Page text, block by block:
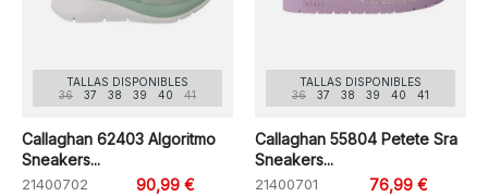
TALLAS DISPONIBLES
36
37 38 39 40 41
Callaghan 62403 Algoritmo
Sneakers...
21400702
90,99 €
TALLAS DISPONIBLES
36
37 38 39 40 41
Callaghan 55804 Petete Sra
Sneakers...
21400701
76,99 €